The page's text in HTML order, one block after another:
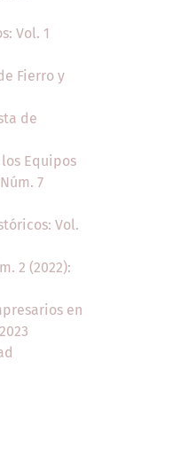
Vol. 1
Fierro y
de
Equipos
7
Vol.
2 (2022):
en